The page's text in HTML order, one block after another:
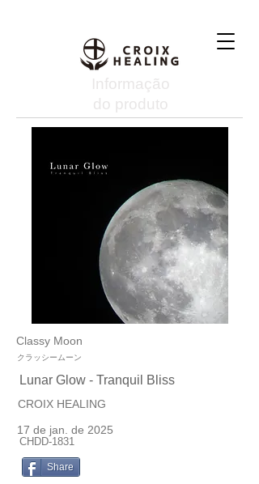
Informação
do produto
Classy Moon
クラッシームーン
Lunar Glow - Tranquil Bliss
CROIX HEALING
17 de jan. de 2025
CHDD-1831
Share